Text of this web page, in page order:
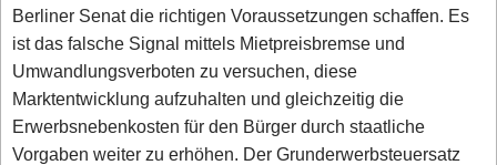
Berliner Senat die richtigen Voraussetzungen schaffen. Es
ist das falsche Signal mittels Mietpreisbremse und
Umwandlungsverboten zu versuchen, diese
Marktentwicklung aufzuhalten und gleichzeitig die
Erwerbsnebenkosten für den Bürger durch staatliche
Vorgaben weiter zu erhöhen. Der Grunderwerbsteuersatz